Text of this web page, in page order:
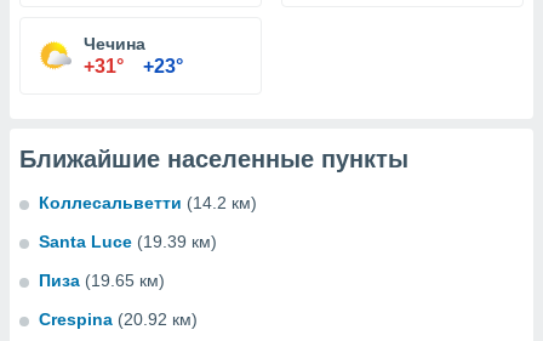
Чечина
+31° +23°
Ближайшие населенные пункты
Коллесальветти (14.2 км)
Santa Luce (19.39 км)
Пиза (19.65 км)
Crespina (20.92 км)